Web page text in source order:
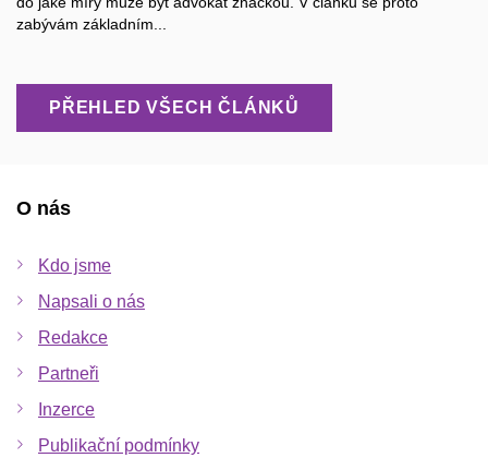
zabývám základním...
PŘEHLED VŠECH ČLÁNKŮ
O nás
Kdo jsme
Napsali o nás
Redakce
Partneři
Inzerce
Publikační podmínky